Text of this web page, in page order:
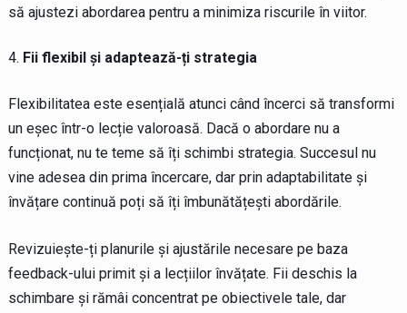
să ajustezi abordarea pentru a minimiza riscurile în viitor.
Fii flexibil și adaptează-ți strategia
Flexibilitatea este esențială atunci când încerci să transformi
un eșec într-o lecție valoroasă. Dacă o abordare nu a
funcționat, nu te teme să îți schimbi strategia. Succesul nu
vine adesea din prima încercare, dar prin adaptabilitate și
învățare continuă poți să îți îmbunătățești abordările.
Revizuiește-ți planurile și ajustările necesare pe baza
feedback-ului primit și a lecțiilor învățate. Fii deschis la
schimbare și rămâi concentrat pe obiectivele tale, dar